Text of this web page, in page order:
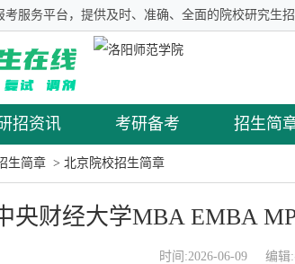
服务平台，提供及时、准确、全面的院校研究生
招资讯 考研备考 招生简
生简章 > 北京院校招生简章
央财经大学MBA EMBA
时间:2026-06-09 编辑: